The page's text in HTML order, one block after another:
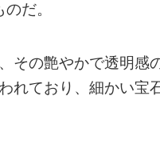
だ。
その艶やかで透明感
れており、細かい宝